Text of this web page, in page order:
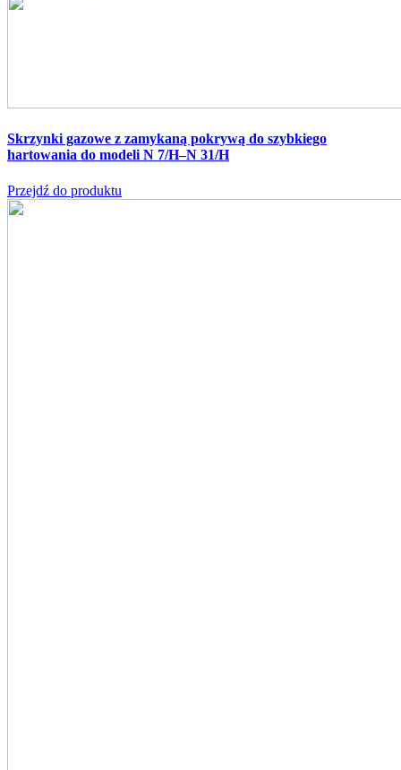
Skrzynki gazowe z zamykaną pokrywą do szybkiego
hartowania do modeli N 7/H–N 31/H
Przejdź do produktu